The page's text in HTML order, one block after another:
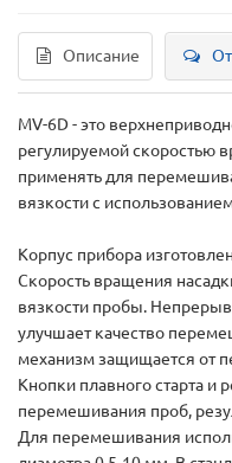
Описание
МV-6D - это
регулируемой скоростью
применять для
вязкости с
Корпус прибора
Скорость вращения
вязкости пробы.
улучшает качество
механизм защищается от
Кнопки плавного старта и
перемешивания проб,
Для перемешивания